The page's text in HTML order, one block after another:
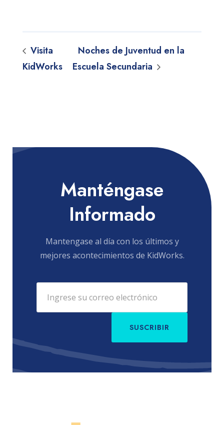
Visita
KidWorks
Noches de Juventud en la
Escuela Secundaria
Manténgase
Informado
Mantengase al día con los últimos y
mejores acontecimientos de KidWorks.
SUSCRIBIR